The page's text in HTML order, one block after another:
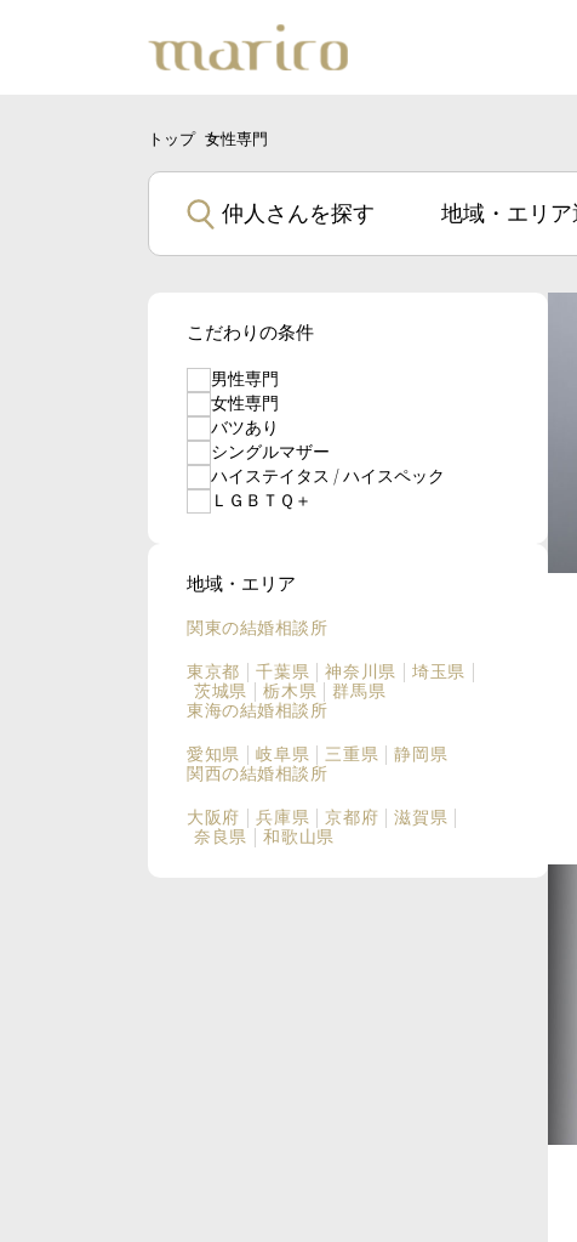
トップ 女性専門
仲人さんを探す
こだわりの条件
男性専門
女性専門
バツあり
シングルマザー
ハイステイタス / ハイスペック
ＬＧＢＴＱ＋
地域・エリア
関東の結婚相談所
東京都 千葉県 神奈川県
埼玉県
茨城県
栃木県
群馬県
東海の結婚相談所
愛知県 岐阜県 三重県
静岡県
関西の結婚相談所
大阪府 兵庫県 京都府
滋賀県
奈良県
和歌山県